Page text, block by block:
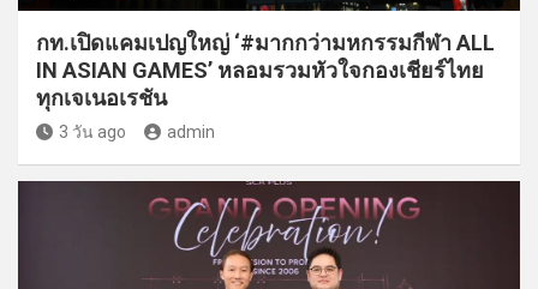
กท.เปิดแคมเปญใหญ่ ‘#มากกว่ามหกรรมกีฬา ALL
IN ASIAN GAMES’ หลอมรวมหัวใจกองเชียร์ไทย
ทุกเจเนอเรชัน
3 วัน ago admin